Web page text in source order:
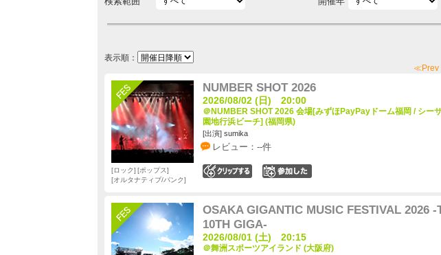
表示順：
≪Prev
NUMBER SHOT 2026
2026/08/02 (日) 20:00
＠NUMBER SHOT 2026 会場[みずほPayPayドーム福岡 / シー
園地行浜ビーチ] (福岡県)
[出演] sumika
レビュー：--件
ロック
ポップス
オルタナティブ/パンク
OSAKA GIGANTIC MUSIC FESTIVAL 2026 -
10TH GIGA-
2026/08/01 (土) 20:15
＠舞洲スポーツアイランド (大阪府)